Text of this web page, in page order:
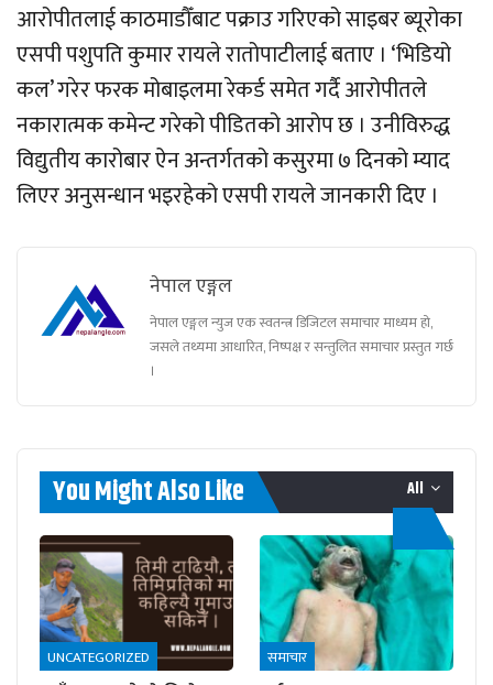
आरोपीतलाई काठमाडौँबाट पक्राउ गरिएको साइबर ब्यूरोका
एसपी पशुपति कुमार रायले रातोपाटीलाई बताए । ‘भिडियो
कल’ गरेर फरक मोबाइलमा रेकर्ड समेत गर्दै आरोपीतले
नकारात्मक कमेन्ट गरेको पीडितको आरोप छ । उनीविरुद्ध
विद्युतीय कारोबार ऐन अन्तर्गतको कसुरमा ७ दिनको म्याद
लिएर अनुसन्धान भइरहेको एसपी रायले जानकारी दिए ।
नेपाल एङ्गल
नेपाल एङ्गल न्युज एक स्वतन्त्र डिजिटल समाचार माध्यम हो,
जसले तथ्यमा आधारित, निष्पक्ष र सन्तुलित समाचार प्रस्तुत गर्छ
।
All
You Might Also Like
UNCATEGORIZED समाचार